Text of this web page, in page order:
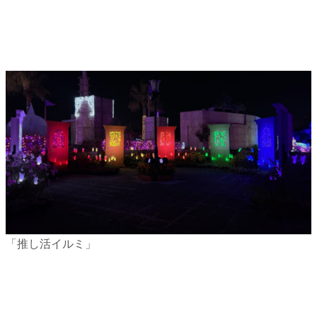
「推し活イルミ」